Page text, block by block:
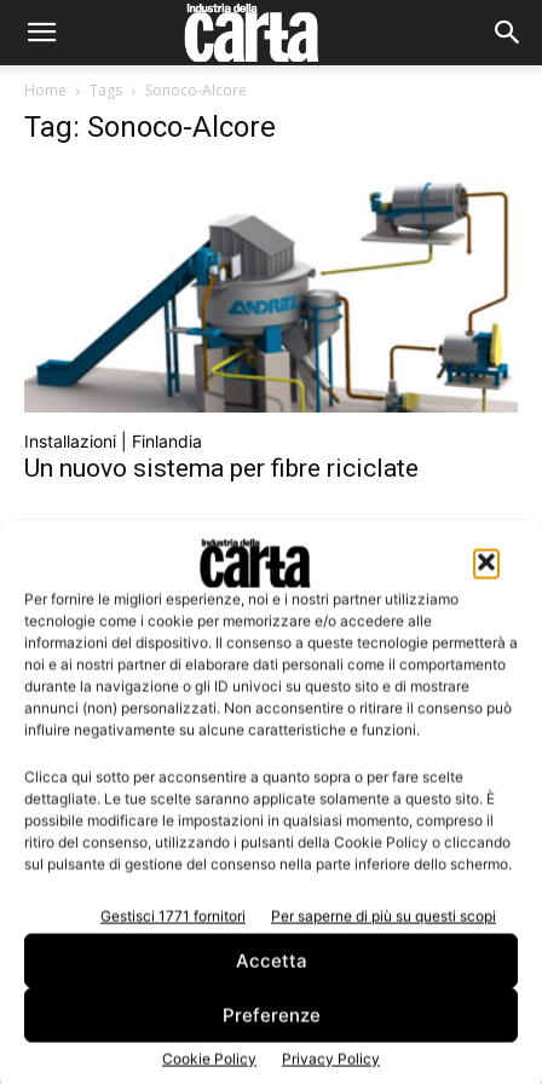
Per fornire le migliori esperienze, noi e i nostri partner utilizziamo
tecnologie come i cookie per memorizzare e/o accedere alle
informazioni del dispositivo. Il consenso a queste tecnologie permetterà a
noi e ai nostri partner di elaborare dati personali come il comportamento
durante la navigazione o gli ID univoci su questo sito e di mostrare
annunci (non) personalizzati. Non acconsentire o ritirare il consenso può
influire negativamente su alcune caratteristiche e funzioni.
Clicca qui sotto per acconsentire a quanto sopra o per fare scelte
dettagliate. Le tue scelte saranno applicate solamente a questo sito. È
possibile modificare le impostazioni in qualsiasi momento, compreso il
ritiro del consenso, utilizzando i pulsanti della Cookie Policy o cliccando
sul pulsante di gestione del consenso nella parte inferiore dello schermo.
Gestisci 1771 fornitori Per saperne di più su questi scopi
Accetta
Preferenze
Cookie Policy Privacy Policy
Home Tags Sonoco-Alcore
Tag: Sonoco-Alcore
Installazioni | Finlandia
Un nuovo sistema per fibre riciclate
Leggi la rivista
n.3 - Giugno 2026 n.2 - Aprile 2026 n.1 - Marzo 2026